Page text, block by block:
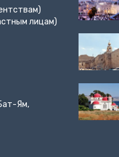
лицам)
Ям,